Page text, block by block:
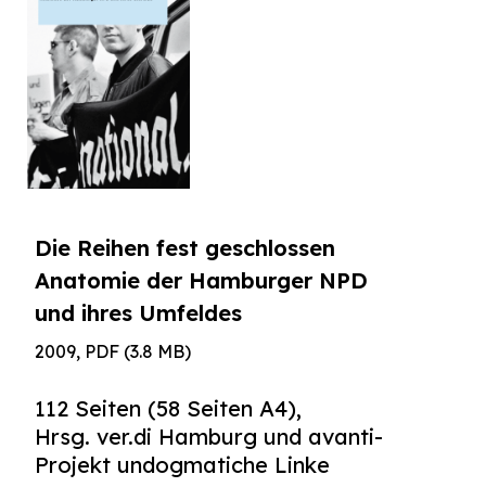
Die Reihen fest geschlossen
Anatomie der Hamburger NPD
und ihres Umfeldes
2009, PDF (3.8 MB)
112 Seiten (58 Seiten A4),
Hrsg. ver.di Hamburg und avanti-
Projekt undogmatiche Linke